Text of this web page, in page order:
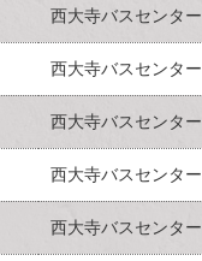
西大寺バスセンター
西大寺バスセンター
西大寺バスセンター
西大寺バスセンター
西大寺バスセンター